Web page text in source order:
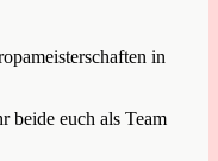
in
beide euch als Team